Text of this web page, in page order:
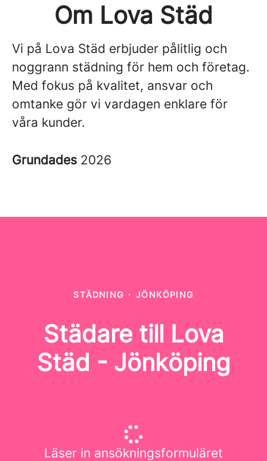
Om Lova Städ
Vi på Lova Städ erbjuder pålitlig och
noggrann städning för hem och företag.
Med fokus på kvalitet, ansvar och
omtanke gör vi vardagen enklare för
våra kunder.
Grundades 2026
STÄDNING · JÖNKÖPING
Städare till Lova
Städ - Jönköping
Läser in ansökningsformuläret